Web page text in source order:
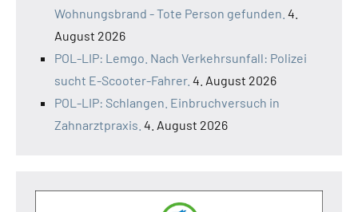
Wohnungsbrand - Tote Person gefunden. 4.
August 2026
POL-LIP: Lemgo. Nach Verkehrsunfall: Polizei
sucht E-Scooter-Fahrer. 4. August 2026
POL-LIP: Schlangen. Einbruchversuch in
Zahnarztpraxis. 4. August 2026